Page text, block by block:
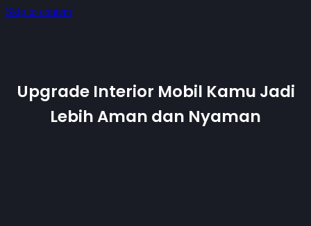
Skip to content
Upgrade Interior Mobil Kamu Jadi
Lebih Aman dan Nyaman